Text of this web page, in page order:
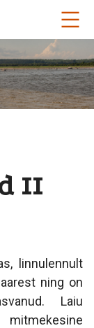
II
linnulennult
ning on
Laiu